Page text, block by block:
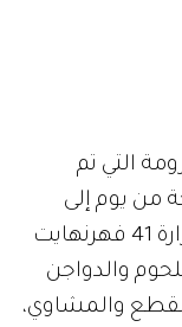
التي تم
من يوم إلى
يومين، طالما تم تخزينها عند درجة حرارة 41 فهرنهايت
والدواجن
والمشاوي،